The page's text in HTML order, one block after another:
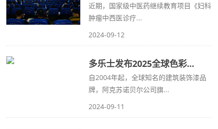
近期，国家级中医药继续教育项目《妇科
肿瘤中西医诊疗...
2024-09-12
多乐士发布2025全球色彩...
自2004年起，全球知名的建筑装饰漆品
牌，阿克苏诺贝尔公司旗...
2024-09-11